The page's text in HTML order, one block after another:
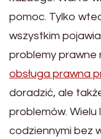
pomoc. Tylko
wszystkim
problemy prawne
obsługa prawna
doradzić, ale
problemów. Wielu
codziennymi bez